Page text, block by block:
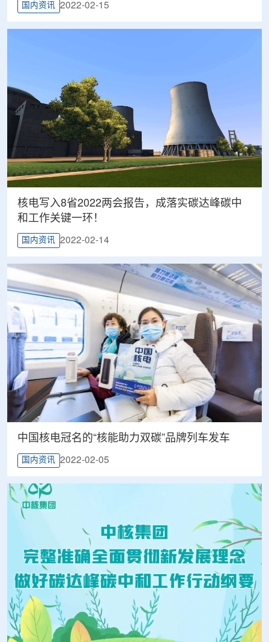
国内资讯 2022-02-15
核电写入8省2022两会报告，成落实碳达峰碳中
和工作关键一环！
国内资讯 2022-02-14
中国核电冠名的“核能助力双碳”品牌列车发车
国内资讯 2022-02-05